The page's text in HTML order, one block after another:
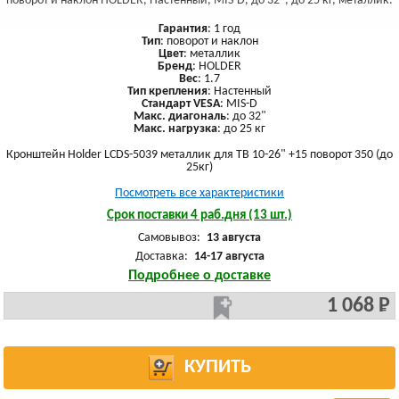
Гарантия: 1 год
Тип: поворот и наклон
Цвет: металлик
Бренд: HOLDER
Вес: 1.7
Тип крепления: Настенный
Стандарт VESA: MIS-D
Макс. диагональ: до 32"
Макс. нагрузка: до 25 кг
Кронштейн Holder LCDS-5039 металлик для ТВ 10-26" +15 поворот 350 (до
25кг)
Посмотреть все характеристики
Срок поставки 4 раб.дня (13 шт.)
Самовывоз: 13 августа
Доставка: 14-17 августа
Подробнее о доставке
1 068 Р
КУПИТЬ